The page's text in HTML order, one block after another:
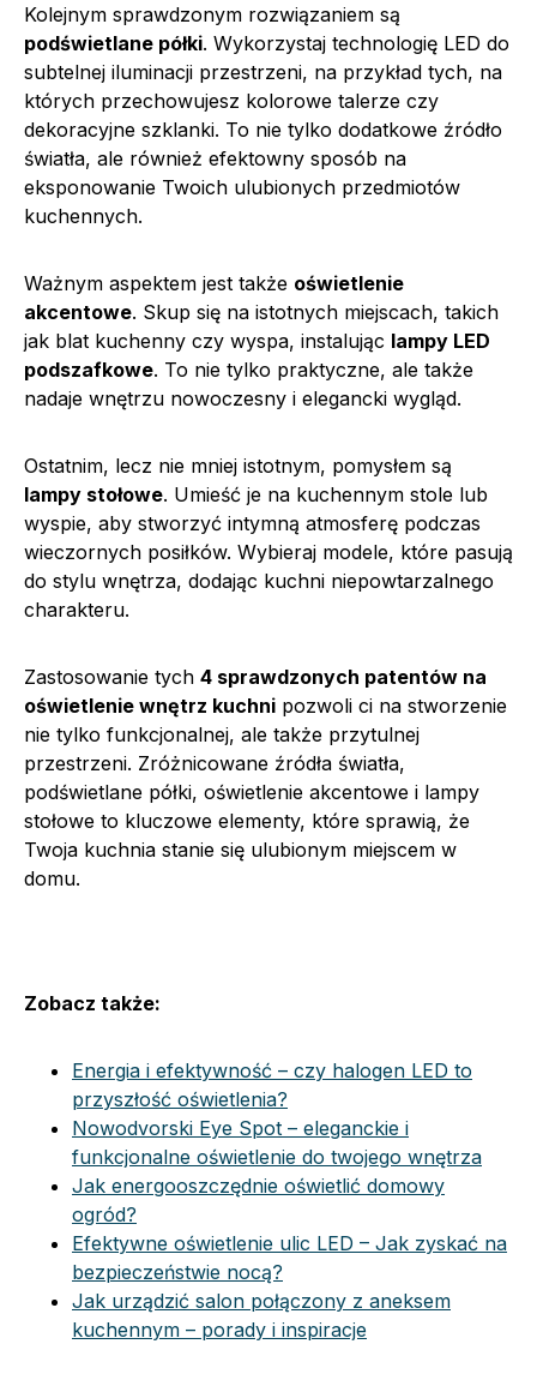
Kolejnym sprawdzonym rozwiązaniem są
podświetlane półki. Wykorzystaj technologię LED do
subtelnej iluminacji przestrzeni, na przykład tych, na
których przechowujesz kolorowe talerze czy
dekoracyjne szklanki. To nie tylko dodatkowe źródło
światła, ale również efektowny sposób na
eksponowanie Twoich ulubionych przedmiotów
kuchennych.
Ważnym aspektem jest także oświetlenie
akcentowe. Skup się na istotnych miejscach, takich
jak blat kuchenny czy wyspa, instalując lampy LED
podszafkowe. To nie tylko praktyczne, ale także
nadaje wnętrzu nowoczesny i elegancki wygląd.
Ostatnim, lecz nie mniej istotnym, pomysłem są
lampy stołowe. Umieść je na kuchennym stole lub
wyspie, aby stworzyć intymną atmosferę podczas
wieczornych posiłków. Wybieraj modele, które pasują
do stylu wnętrza, dodając kuchni niepowtarzalnego
charakteru.
Zastosowanie tych 4 sprawdzonych patentów na
oświetlenie wnętrz kuchni pozwoli ci na stworzenie
nie tylko funkcjonalnej, ale także przytulnej
przestrzeni. Zróżnicowane źródła światła,
podświetlane półki, oświetlenie akcentowe i lampy
stołowe to kluczowe elementy, które sprawią, że
Twoja kuchnia stanie się ulubionym miejscem w
domu.
Zobacz także:
Energia i efektywność – czy halogen LED to
przyszłość oświetlenia?
Nowodvorski Eye Spot – eleganckie i
funkcjonalne oświetlenie do twojego wnętrza
Jak energooszczędnie oświetlić domowy
ogród?
Efektywne oświetlenie ulic LED – Jak zyskać na
bezpieczeństwie nocą?
Jak urządzić salon połączony z aneksem
kuchennym – porady i inspiracje